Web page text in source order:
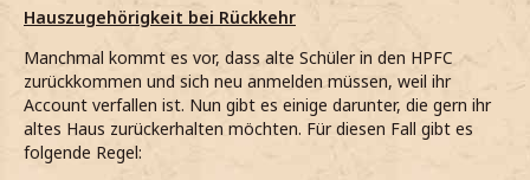
Hauszugehörigkeit bei Rückkehr
Manchmal kommt es vor, dass alte Schüler in den HPFC
zurückkommen und sich neu anmelden müssen, weil ihr
Account verfallen ist. Nun gibt es einige darunter, die gern ihr
altes Haus zurückerhalten möchten. Für diesen Fall gibt es
folgende Regel: